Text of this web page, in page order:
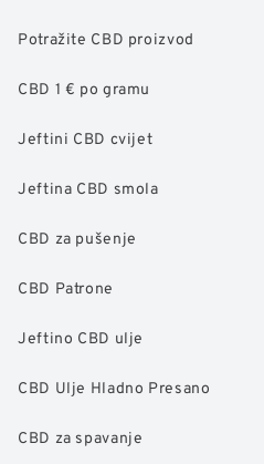
Potražite CBD proizvod
CBD 1 € po gramu
Jeftini CBD cvijet
Jeftina CBD smola
CBD za pušenje
CBD Patrone
Jeftino CBD ulje
CBD Ulje Hladno Presano
CBD za spavanje